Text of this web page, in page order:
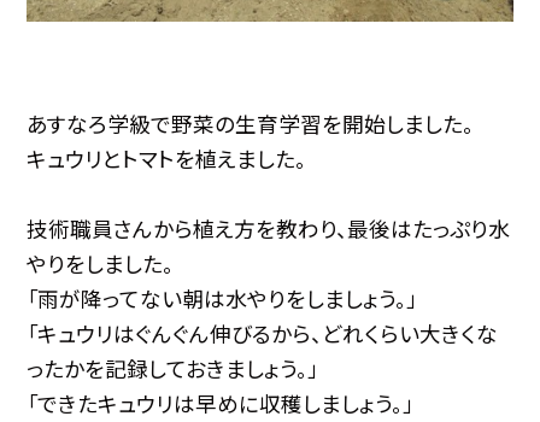
あすなろ学級で野菜の生育学習を開始しました。
キュウリとトマトを植えました。
技術職員さんから植え方を教わり、最後はたっぷり水
やりをしました。
「雨が降ってない朝は水やりをしましょう。」
「キュウリはぐんぐん伸びるから、どれくらい大きくな
ったかを記録しておきましょう。」
「できたキュウリは早めに収穫しましょう。」